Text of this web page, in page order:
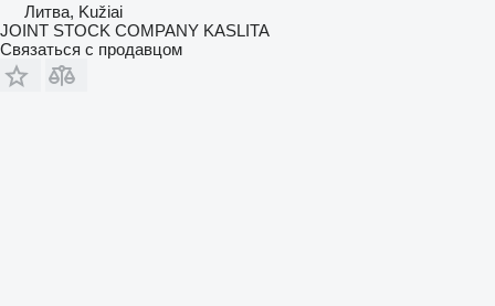
Литва, Kužiai
JOINT STOCK COMPANY KASLITA
Связаться с продавцом